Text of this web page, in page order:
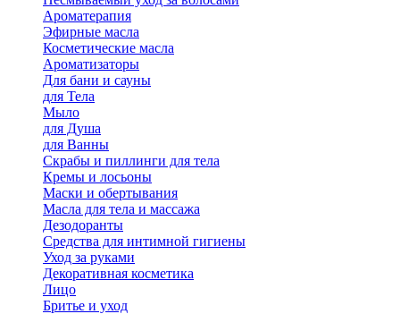
Ароматерапия
Эфирные масла
Косметические масла
Ароматизаторы
Для бани и сауны
для Тела
Мыло
для Душа
для Ванны
Скрабы и пиллинги для тела
Кремы и лосьоны
Маски и обертывания
Масла для тела и массажа
Дезодоранты
Средства для интимной гигиены
Уход за руками
Декоративная косметика
Лицо
Бритье и уход